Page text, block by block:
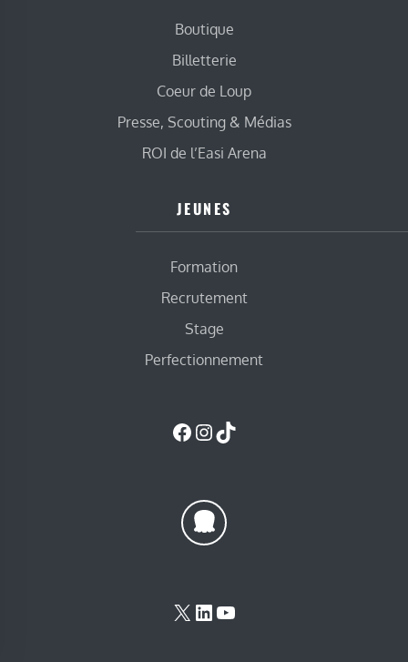
Boutique
Billetterie
Coeur de Loup
Presse, Scouting & Médias
ROI de l’Easi Arena
JEUNES
Formation
Recrutement
Stage
Perfectionnement
Facebook
Instagram
TikTok
X LinkedIn
YouTube